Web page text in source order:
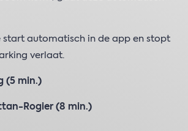
start automatisch in de app en stopt
verlaat.
(5 min.)
Rogier (8 min.)